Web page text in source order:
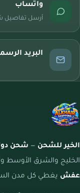
واتساب
أرسل
البريد
الخير للشحن — شحن
الخليج والشرق الأوسط
عفش يغطي كل مدن